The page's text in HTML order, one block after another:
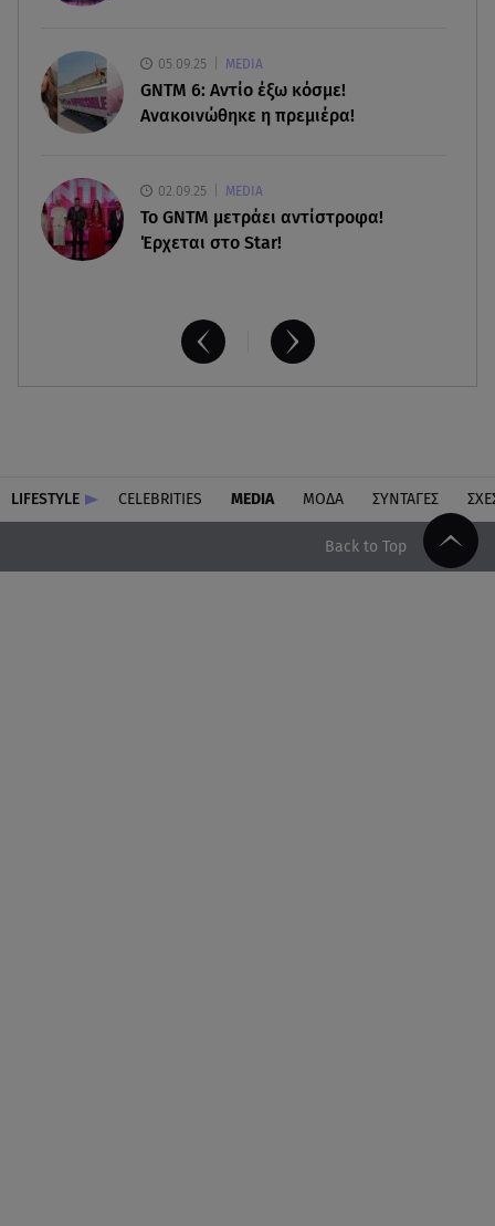
Χούθι: «Χτύπησαν» διυλιστήριο της Aramco στη
Σαουδική Αραβία
05.09.25 MEDIA
GNTM 6: Αντίο έξω κόσμε!
Ανακοινώθηκε η πρεμιέρα!
02.09.25 MEDIA
Το GNTM μετράει αντίστροφα!
Έρχεται στο Star!
LIFESTYLE CELEBRITIES MEDIA ΜΟΔΑ ΣΥΝΤΑΓΕΣ
Back to Top